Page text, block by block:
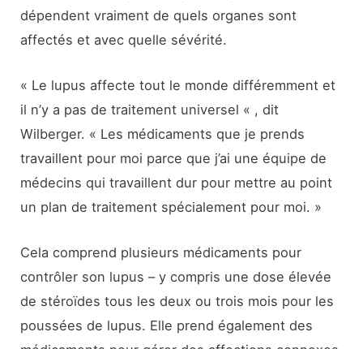
dépendent vraiment de quels organes sont
affectés et avec quelle sévérité.
« Le lupus affecte tout le monde différemment et
il n’y a pas de traitement universel « , dit
Wilberger. « Les médicaments que je prends
travaillent pour moi parce que j’ai une équipe de
médecins qui travaillent dur pour mettre au point
un plan de traitement spécialement pour moi. »
Cela comprend plusieurs médicaments pour
contrôler son lupus – y compris une dose élevée
de stéroïdes tous les deux ou trois mois pour les
poussées de lupus. Elle prend également des